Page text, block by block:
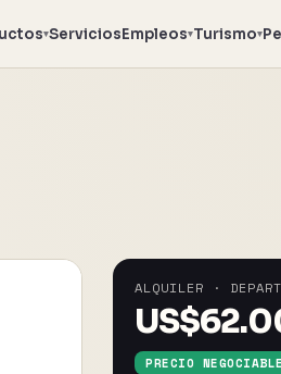
▾ServiciosEmpleos▾Turismo▾
ALQUILER ·
US$
PRECIO NEGOCIABLE